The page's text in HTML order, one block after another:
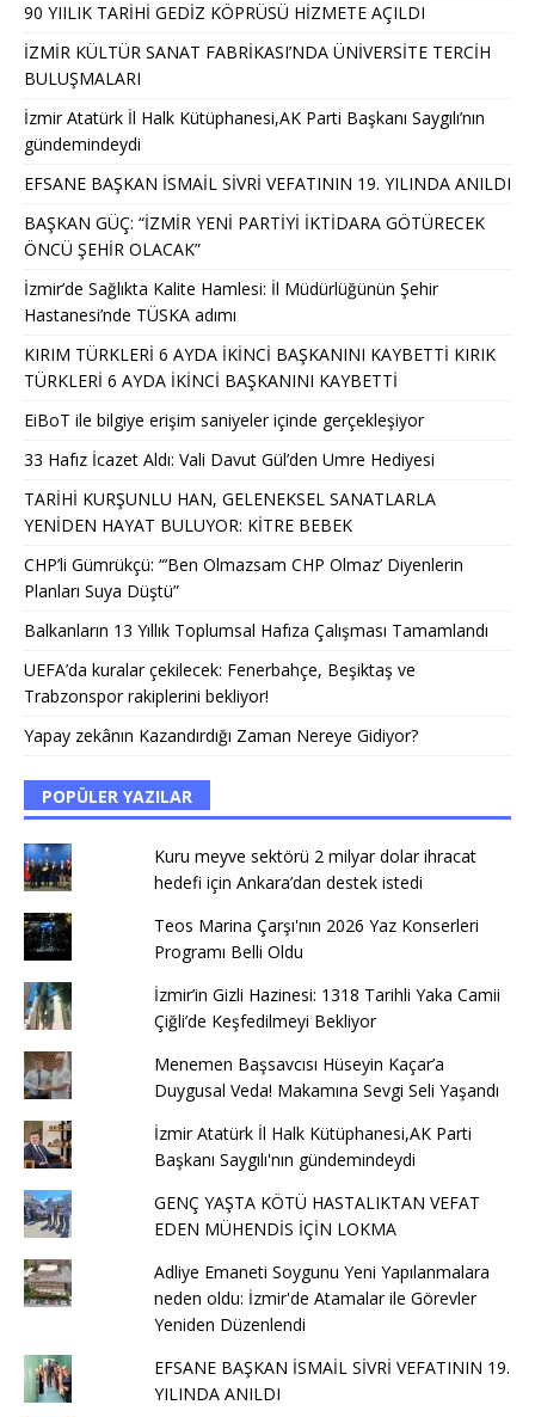
90 YIILIK TARİHİ GEDİZ KÖPRÜSÜ HİZMETE AÇILDI
İZMİR KÜLTÜR SANAT FABRİKASI’NDA ÜNİVERSİTE TERCİH
BULUŞMALARI
İzmir Atatürk İl Halk Kütüphanesi,AK Parti Başkanı Saygılı’nın
gündemindeydi
EFSANE BAŞKAN İSMAİL SİVRİ VEFATININ 19. YILINDA ANILDI
BAŞKAN GÜÇ: “İZMİR YENİ PARTİYİ İKTİDARA GÖTÜRECEK
ÖNCÜ ŞEHİR OLACAK”
İzmir’de Sağlıkta Kalite Hamlesi: İl Müdürlüğünün Şehir
Hastanesi’nde TÜSKA adımı
KIRIM TÜRKLERİ 6 AYDA İKİNCİ BAŞKANINI KAYBETTİ KIRIK
TÜRKLERİ 6 AYDA İKİNCİ BAŞKANINI KAYBETTİ
EiBoT ile bilgiye erişim saniyeler içinde gerçekleşiyor
33 Hafız İcazet Aldı: Vali Davut Gül’den Umre Hediyesi
TARİHİ KURŞUNLU HAN, GELENEKSEL SANATLARLA
YENİDEN HAYAT BULUYOR: KİTRE BEBEK
CHP’li Gümrükçü: “’Ben Olmazsam CHP Olmaz’ Diyenlerin
Planları Suya Düştü”
Balkanların 13 Yıllık Toplumsal Hafıza Çalışması Tamamlandı
UEFA’da kuralar çekilecek: Fenerbahçe, Beşiktaş ve
Trabzonspor rakiplerini bekliyor!
Yapay zekânın Kazandırdığı Zaman Nereye Gidiyor?
POPÜLER YAZILAR
Kuru meyve sektörü 2 milyar dolar ihracat
hedefi için Ankara’dan destek istedi
Teos Marina Çarşı'nın 2026 Yaz Konserleri
Programı Belli Oldu
İzmir’in Gizli Hazinesi: 1318 Tarihli Yaka Camii
Çiğli’de Keşfedilmeyi Bekliyor
Menemen Başsavcısı Hüseyin Kaçar’a
Duygusal Veda! Makamına Sevgi Seli Yaşandı
İzmir Atatürk İl Halk Kütüphanesi,AK Parti
Başkanı Saygılı'nın gündemindeydi
GENÇ YAŞTA KÖTÜ HASTALIKTAN VEFAT
EDEN MÜHENDİS İÇİN LOKMA
Adliye Emaneti Soygunu Yeni Yapılanmalara
neden oldu: İzmir'de Atamalar ile Görevler
Yeniden Düzenlendi
EFSANE BAŞKAN İSMAİL SİVRİ VEFATININ 19.
YILINDA ANILDI